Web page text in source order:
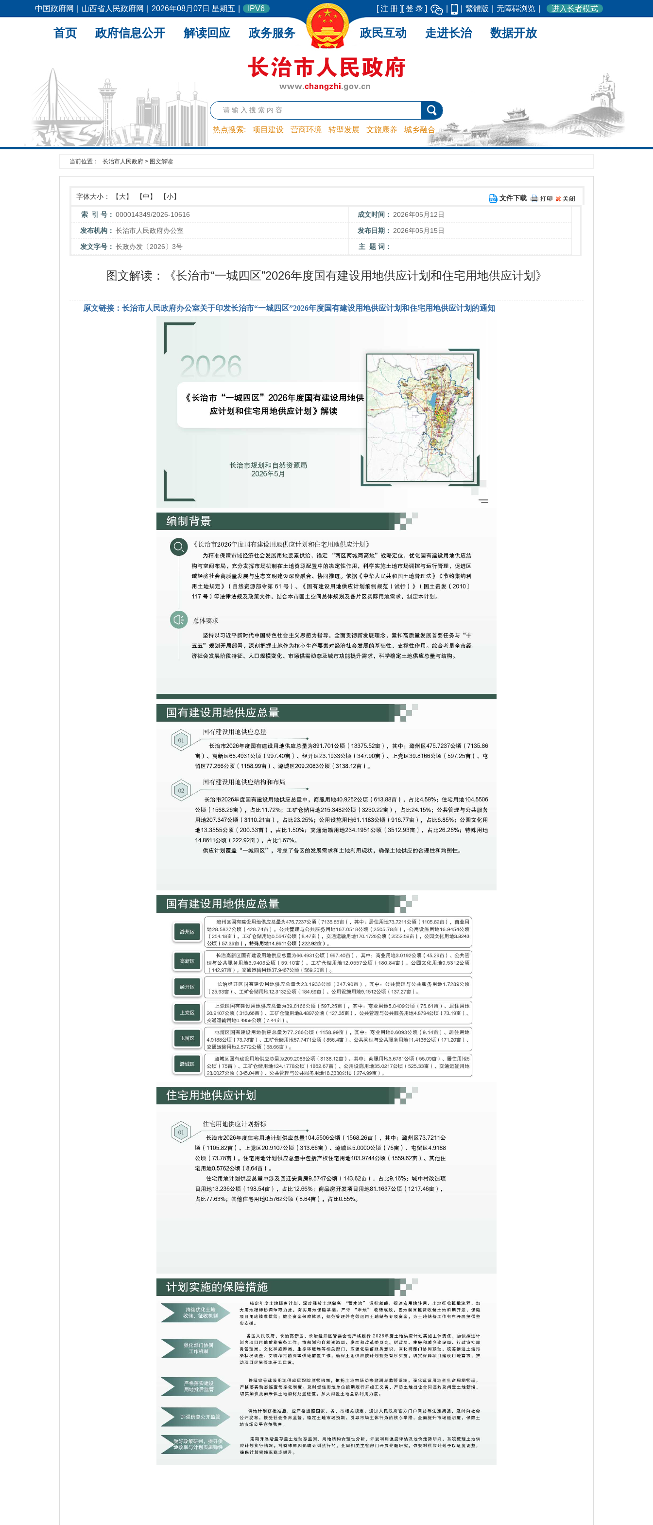
中国政府网 山西省人民政府网 2026年08月07日 星期五 IPV6 [ 登 录 ]
[ 注 册 ] 繁體版 无障碍浏览 进入长者模式
热点搜索: 项目建设 营商环境 转型发展 文旅康养 城乡融合
首页 政府信息公开 解读回应 政务服务 政民互动 走进长治 数据开放
当前位置： 长治市人民政府 > 图文解读
字体大小： 【大】 【中】 【小】 文件下载
索 引 号： 000014349/2026-10616 成文时间： 2026年05月12日
发布机构： 长治市人民政府办公室 发布日期： 2026年05月15日
发文字号： 长政办发〔2026〕3号 主 题 词：
图文解读：《长治市“一城四区”2026年度国有建设用地供应计划和住宅用地供应计划》
原文链接：长治市人民政府办公室关于印发长治市“一城四区”2026年度国有建设用地供应计划和住宅用地供应计划的通知